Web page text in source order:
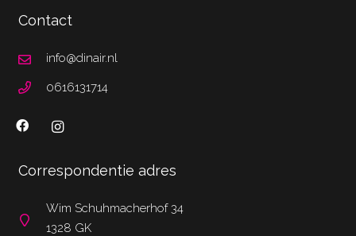
Contact
info@dinair.nl
0616131714
Correspondentie adres
Wim Schuhmacherhof 34
1328 GK